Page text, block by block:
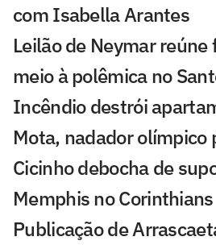
com Isabella Arantes
Leilão de Neymar reúne
meio à polêmica no
Incêndio destrói
Mota, nadador olímpico
Cicinho debocha de
Memphis no Corinthians
Publicação de